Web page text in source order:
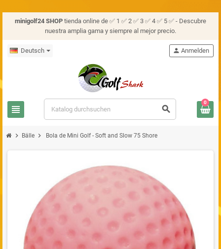
minigolf24 SHOP tienda online de ✅ 1 ✅ 2 ✅ 3 ✅ 4 ✅ 5 ✅ - Descubre
nuestra amplia gama y siempre al mejor precio.
Deutsch
view_headline search
person Anmelden
0
chevron_right Bälle chevron_right Bola de Mini Golf - Soft and Slow 75 Shore